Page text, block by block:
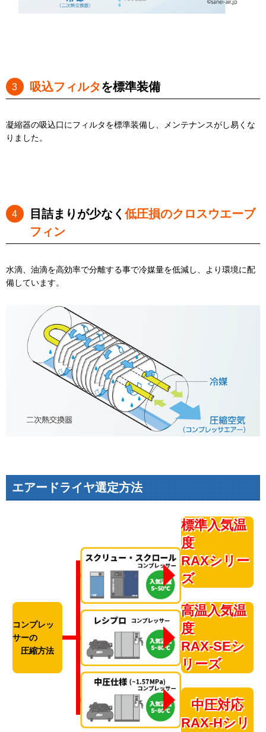
吸込フィルタを標準装備
凝縮器の吸込口にフィルタを標準装備し、メンテナンスがし易くな
りました。
目詰まりが少なく低圧損のクロスウエーブ
フィン
水滴、油滴を高効率で分離する事で冷媒量を低減し、より環境に配
備しています。
エアードライヤ選定方法
コンプレッ
サーの
圧縮方法
標準入気温
度
RAXシリー
ズ
高温入気温
度
RAX-SEシ
リーズ
中圧対応
RAX-Hシリ